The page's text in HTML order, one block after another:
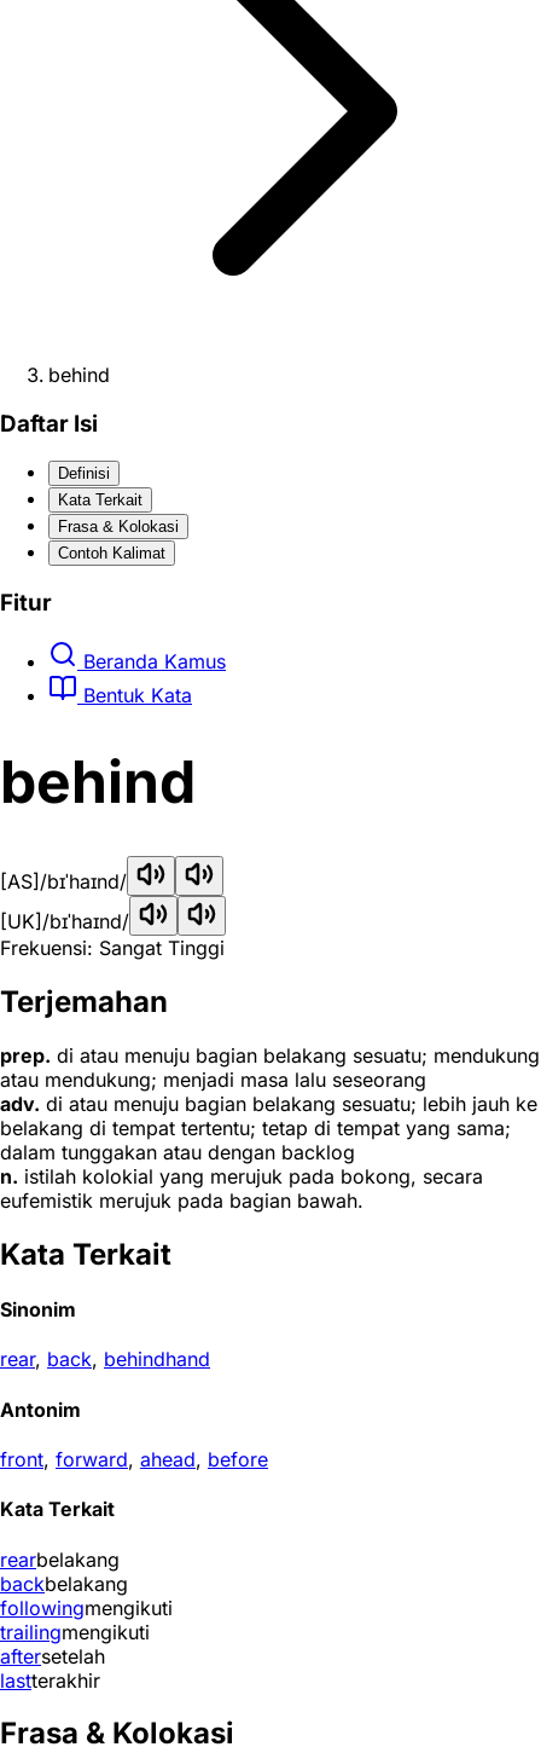
behind
Daftar Isi
Definisi
Kata Terkait
Frasa & Kolokasi
Contoh Kalimat
Fitur
Beranda Kamus
Bentuk Kata
behind
[AS] /bɪˈhaɪnd/
[UK] /bɪˈhaɪnd/
Frekuensi: Sangat Tinggi
Terjemahan
prep. di atau menuju bagian belakang sesuatu; mendukung
atau mendukung; menjadi masa lalu seseorang
adv. di atau menuju bagian belakang sesuatu; lebih jauh ke
belakang di tempat tertentu; tetap di tempat yang sama;
dalam tunggakan atau dengan backlog
n. istilah kolokial yang merujuk pada bokong, secara
eufemistik merujuk pada bagian bawah.
Kata Terkait
Sinonim
rear, back, behindhand
Antonim
front, forward, ahead, before
Kata Terkait
rearbelakang
backbelakang
followingmengikuti
trailingmengikuti
aftersetelah
lastterakhir
Frasa & Kolokasi